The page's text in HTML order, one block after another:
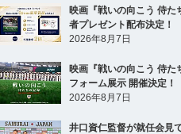
映画『戦いの向こう 侍た
者プレゼント配布決定！
2026年8月7日
映画『戦いの向こう 侍た
フォーム展示 開催決定！
2026年8月7日
井口資仁監督が就任会見